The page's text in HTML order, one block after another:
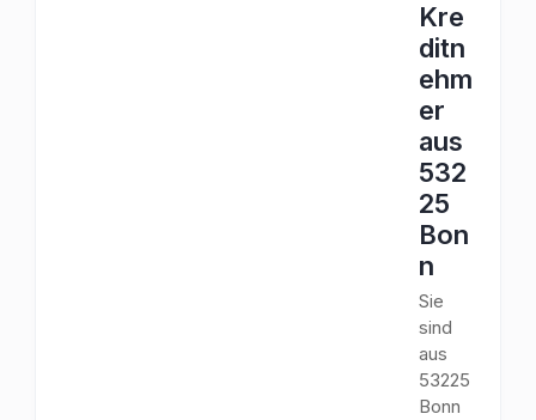
Kre
ditn
ehm
er
aus
532
25
Bon
n
Sie
sind
aus
53225
Bonn